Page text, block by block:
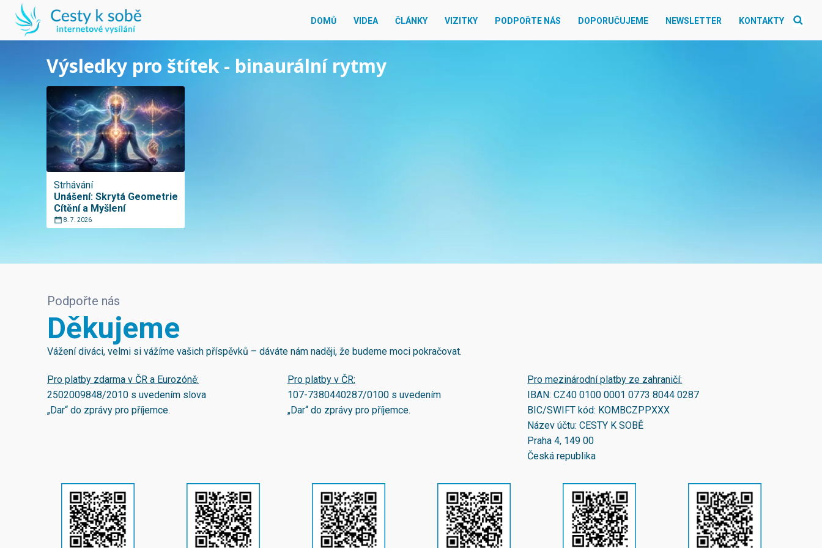
DOMŮ VIDEA ČLÁNKY VIZITKY PODPOŘTE NÁS DOPORUČUJEME NEWSLETTER KONTAKTY
Výsledky pro štítek - binaurální rytmy
Strhávání
Unášení: Skrytá Geometrie
Cítění a Myšlení
8. 7. 2026
Podpořte nás
Děkujeme
Vážení diváci, velmi si vážíme vašich příspěvků – dáváte nám naději, že budeme moci pokračovat.
Pro platby zdarma v ČR a Eurozóně:
2502009848/2010 s uvedením slova
„Dar“ do zprávy pro příjemce.
Pro platby v ČR:
107-7380440287/0100s uvedením
„Dar“ do zprávy pro příjemce.
Pro mezinárodní platby ze zahraničí:
IBAN:CZ40 0100 0001 0773 8044 0287
BIC/SWIFT kód: KOMBCZPPXXX
Název účtu: CESTY K SOBĚ
Praha 4, 149 00
Česká republika